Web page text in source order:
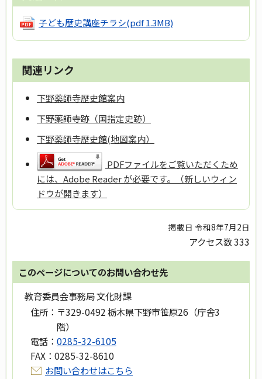
子ども歴史講座チラシ(pdf 1.3MB)
関連リンク
下野薬師寺歴史館案内
下野薬師寺跡（国指定史跡）
下野薬師寺歴史館(地図案内）
PDFファイルをご覧いただくため
には、Adobe Reader が必要です。（新しいウィン
ドウが開きます）
掲載日 令和8年7月2日
アクセス数333
このページについてのお問い合わせ先
教育委員会事務局 文化財課
住所： 〒329-0492 栃木県下野市笹原26（庁舎3
階）
電話： 0285-32-6105
FAX： 0285-32-8610
お問い合わせはこちら